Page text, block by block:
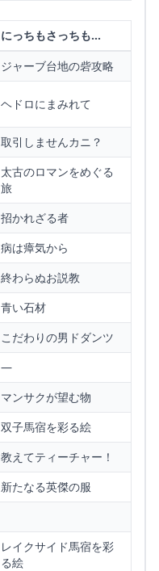
にっちもさっちも…
ジャーブ台地の砦攻略
ヘドロにまみれて
取引しませんカニ？
太古のロマンをめぐる
旅
招かれざる者
病は瘴気から
終わらぬお説教
青い石材
こだわりの男ドダンツ
—
マンサクが望む物
双子馬宿を彩る絵
教えてティーチャー！
新たなる英傑の服
レイクサイド馬宿を彩
る絵